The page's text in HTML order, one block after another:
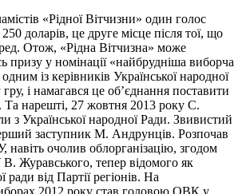
«Рідної Вітчизни» один голос
доларів, це друге місце після тої, що
Отож, «Рідна Вітчизна» може
призу у номінації «найбрудніша виборча
із керівників Української народної
і намагався це об’єднання поставити
нарешті, 27 жовтня 2013 року С.
з Української народної Ради. Звивистий
заступник М. Андрунців. Розпочав
навіть очолив облорганізацію, згодом
Журавського, тепер відомого як
ради від Партії регіонів. На